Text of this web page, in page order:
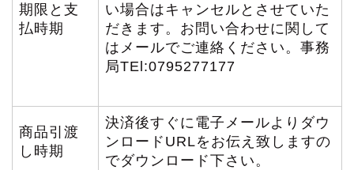
期限と支
払時期
い場合はキャンセルとさせていた
だきます。お問い合わせに関して
はメールでご連絡ください。事務
局TEl:0795277177
商品引渡
し時期
決済後すぐに電子メールよりダウ
ンロードURLをお伝え致しますの
でダウンロード下さい。